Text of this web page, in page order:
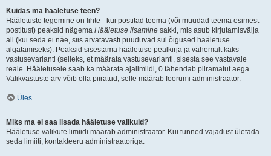
Kuidas ma hääletuse teen?
Hääletuste tegemine on lihte - kui postitad teema (või muudad teema esimest
postitust) peaksid nägema Hääletuse lisamine sakki, mis asub kirjutamisvälja
all (kui seda ei näe, siis arvatavasti puuduvad sul õigused hääletuse
algatamiseks). Peaksid sisestama hääletuse pealkirja ja vähemalt kaks
vastusevarianti (selleks, et määrata vastusevarianti, sisesta see vastavale
reale. Hääletusele saab ka määrata ajalimiidi, 0 tähendab piiramatut aega.
Valikvastuste arv võib olla piiratud, selle määrab foorumi administraator.
Üles
Miks ma ei saa lisada hääletuse valikuid?
Hääletuse valikute limiidi määrab administraator. Kui tunned vajadust ületada
seda limiiti, kontakteeru administraatoriga.